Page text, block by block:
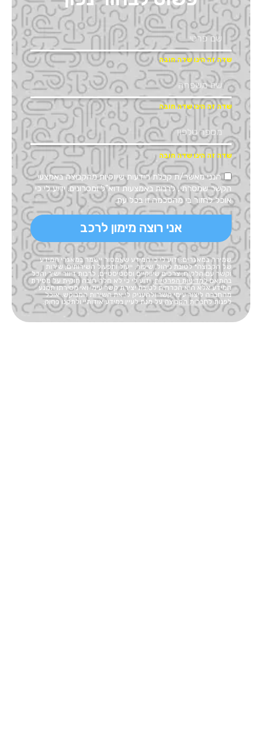
הנני מאשר/ת קבלת הודעות שיווקיות מהקבוצה באמצעי
הקשר שמסרתי, לרבות באמצעות דוא"ל ומסרונים. ידוע לי כי
אוכל לחזור בי מהסכמה זו בכל עת.
אני רוצה מימון לרכב
שמירה במאגרים: ידוע לי כי המידע שאמסור יישמר במאגרי המידע
של הקבוצה* לטובת ניהול, שיפור, ייעול ותפעול השירותים, שירות
וקשר עם הלקוח, צרכים שיווקיים וסטטיסטיים, לרבות דיוור ישיר והכל
בהתאםלמדיניות הפרטיות. ידוע לי כי לא חלה חובה חוקית על מסירת
המידע אלא היא הכרחית לטובת יצירת קשר עימי ואי מסירתו תמנע
מהחברה ליצור עימי קשר ולהעניק לי את השירות המבוקש. אוכל
לפנות לחברות הקבוצהעל מנת לעיין במידע אודותיי ולתקנו כחוק.